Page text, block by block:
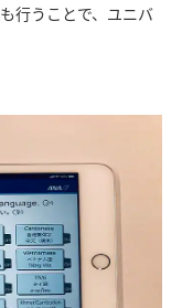
行うことで、ユニバ